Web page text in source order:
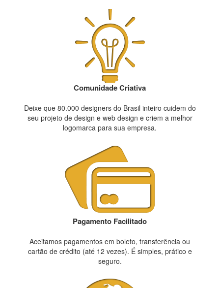
Comunidade Criativa
Deixe que 80.000 designers do Brasil inteiro cuidem do
seu projeto de design e web design e criem a melhor
logomarca para sua empresa.
Pagamento Facilitado
Aceitamos pagamentos em boleto, transferência ou
cartão de crédito (até 12 vezes). É simples, prático e
seguro.